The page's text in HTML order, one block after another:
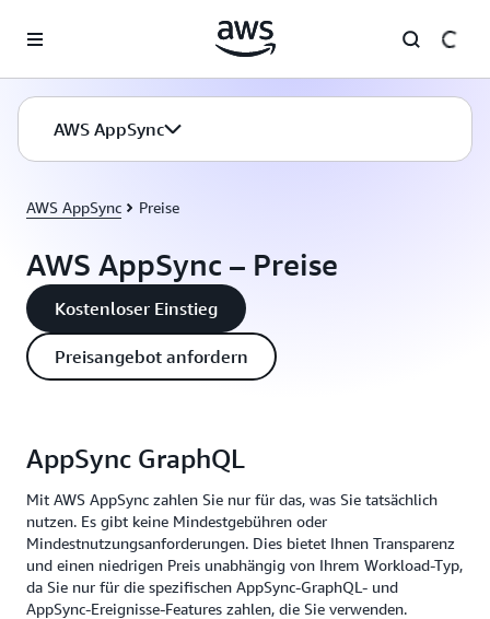
Überspringen zum Hauptinhalt
AWS AppSync Preise
AWS AppSync – Preise
Kostenloser Einstieg
Preisangebot anfordern
AppSync GraphQL
Mit AWS AppSync zahlen Sie nur für das, was Sie tatsächlich
nutzen. Es gibt keine Mindestgebühren oder
Mindestnutzungsanforderungen. Dies bietet Ihnen Transparenz
und einen niedrigen Preis unabhängig von Ihrem Workload-Typ,
da Sie nur für die spezifischen AppSync-GraphQL- und
AppSync-Ereignisse-Features zahlen, die Sie verwenden.
AWS AppSync